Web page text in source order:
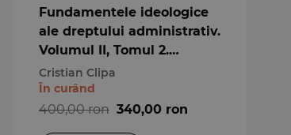
Fundamentele ideologice
ale dreptului administrativ.
Volumul II, Tomul 2.
Specificitățile. Ediția a 3-a
Cristian Clipa
În curând
400,00 ron 340,00 ron